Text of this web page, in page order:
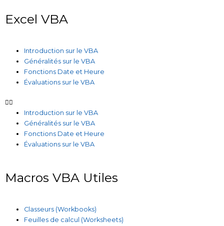
Excel VBA
Introduction sur le VBA
Généralités sur le VBA
Fonctions Date et Heure
Évaluations sur le VBA
Introduction sur le VBA
Généralités sur le VBA
Fonctions Date et Heure
Évaluations sur le VBA
Macros VBA Utiles
Classeurs (Workbooks)
Feuilles de calcul (Worksheets)